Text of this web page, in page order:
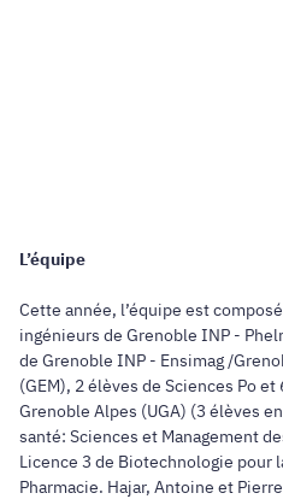
L’équipe
Cette année, l’équipe est
ingénieurs de Grenoble INP -
de Grenoble INP - Ensimag /
(GEM), 2 élèves de Sciences Po
Grenoble Alpes (UGA) (3 élèves
santé: Sciences et Management
Licence 3 de Biotechnologie pour
Pharmacie. Hajar, Antoine et